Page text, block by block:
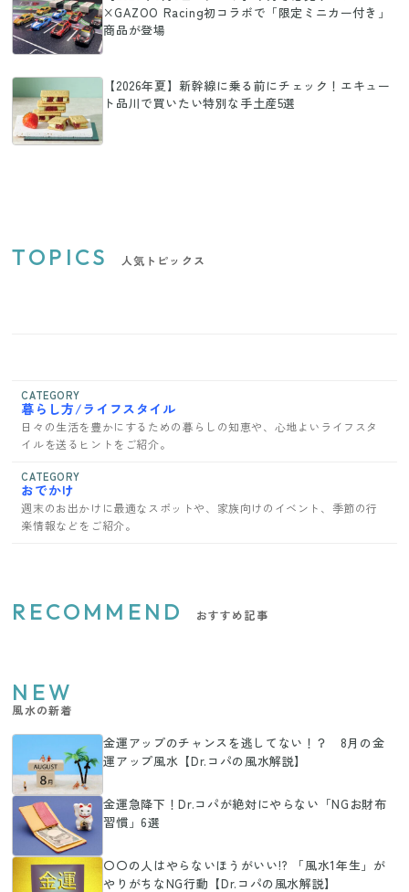
×GAZOO Racing初コラボで「限定ミニカー付き」
商品が登場
【2026年夏】新幹線に乗る前にチェック！エキュー
ト品川で買いたい特別な手土産5選
TOPICS 人気トピックス
CATEGORY
暮らし方/ライフスタイル
日々の生活を豊かにするための暮らしの知恵や、心地よいライフスタ
イルを送るヒントをご紹介。
CATEGORY
おでかけ
週末のお出かけに最適なスポットや、家族向けのイベント、季節の行
楽情報などをご紹介。
RECOMMEND おすすめ記事
NEW
風水の新着
金運アップのチャンスを逃してない！？ 8月の金
運アップ風水【Dr.コパの風水解説】
金運急降下！Dr.コパが絶対にやらない「NGお財布
習慣」6選
〇〇の人はやらないほうがいい!? 「風水1年生」が
やりがちなNG行動【Dr.コパの風水解説】